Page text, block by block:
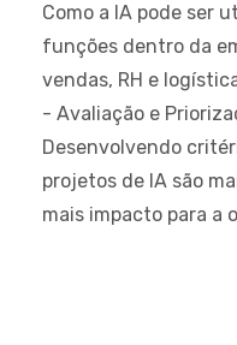
Como a IA pode ser
funções dentro da
vendas, RH e
- Avaliação e
Desenvolvendo
projetos de IA são
mais impacto para a